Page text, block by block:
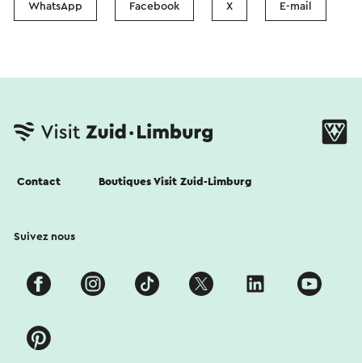
WhatsApp Facebook X E-mail
Contact Boutiques Visit Zuid-Limburg
Suivez nous